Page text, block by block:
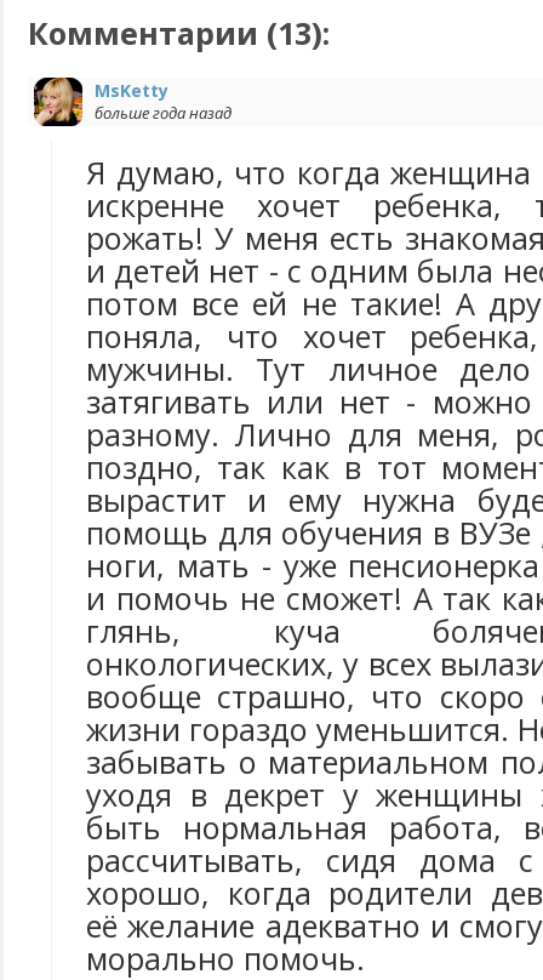
Комментарии (13):
MsKetty
больше года назад
Я думаю, что когда женщина
искренне хочет
рожать! У меня есть
и детей нет - с одним была
потом все ей не такие! А
поняла, что хочет
мужчины. Тут личное
затягивать или нет - можно
разному. Лично для меня,
поздно, так как в тот
вырастит и ему нужна
помощь для обучения в ВУЗе
ноги, мать - уже
и помочь не сможет! А так
глянь, куча
онкологических, у всех
вообще страшно, что скоро
жизни гораздо уменьшится.
забывать о материальном
уходя в декрет у женщины
быть нормальная работа,
рассчитывать, сидя дома
хорошо, когда родители
её желание адекватно и
морально помочь.